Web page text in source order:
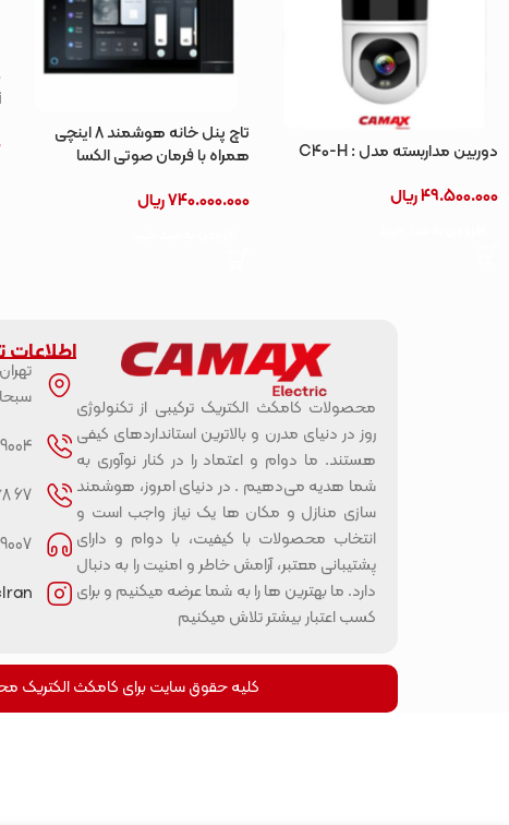
دوربین مداربسته مدل : C40-H
49.500.000ریال
تاچ پنل خانه هوشمند 8 اینچی
همراه با فرمان صوتی الکسا
740.000.000ریال
محصولات کامکث الکتریک ترکیبی از تکنولوژی
روز در دنیای مدرن و بالاترین استانداردهای کیفی
هستند. ما دوام و اعتماد را در کنار نوآوری به
شما هدیه می‌دهیم . در دنیای امروز، هوشمند
سازی منازل و مکان ها یک نیاز واجب است و
انتخاب محصولات با کیفیت، با دوام و دارای
پشتیبانی معتبر، آرامش خاطر و امنیت را به دنبال
دارد. ما بهترین ها را به شما عرضه میکنیم و برای
کسب اعتبار بیشتر تلاش میکنیم
9004 71 66 - 021
67 68 72 66 - 021
9007 359 - 0937
@
کلیه حقوق سایت برای کامکث الکتریک